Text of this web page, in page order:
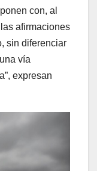
con, al
afirmaciones
sin diferenciar
vía
expresan